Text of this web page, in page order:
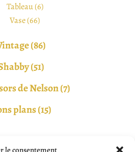
le consentement
Tableau (6)
Vase (66)
(86)
(51)
de Nelson (7)
plans (15)